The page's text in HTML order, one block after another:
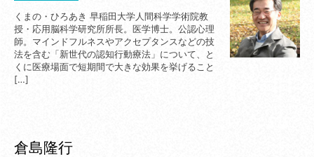
くまの・ひろあき 早稲田大学人間科学学術院教
授・応用脳科学研究所所長。医学博士。公認心理
師。マインドフルネスやアクセプタンスなどの技
法を含む「新世代の認知行動療法」について、と
くに医療場面で短期間で大きな効果を挙げること
[…]
倉島隆行